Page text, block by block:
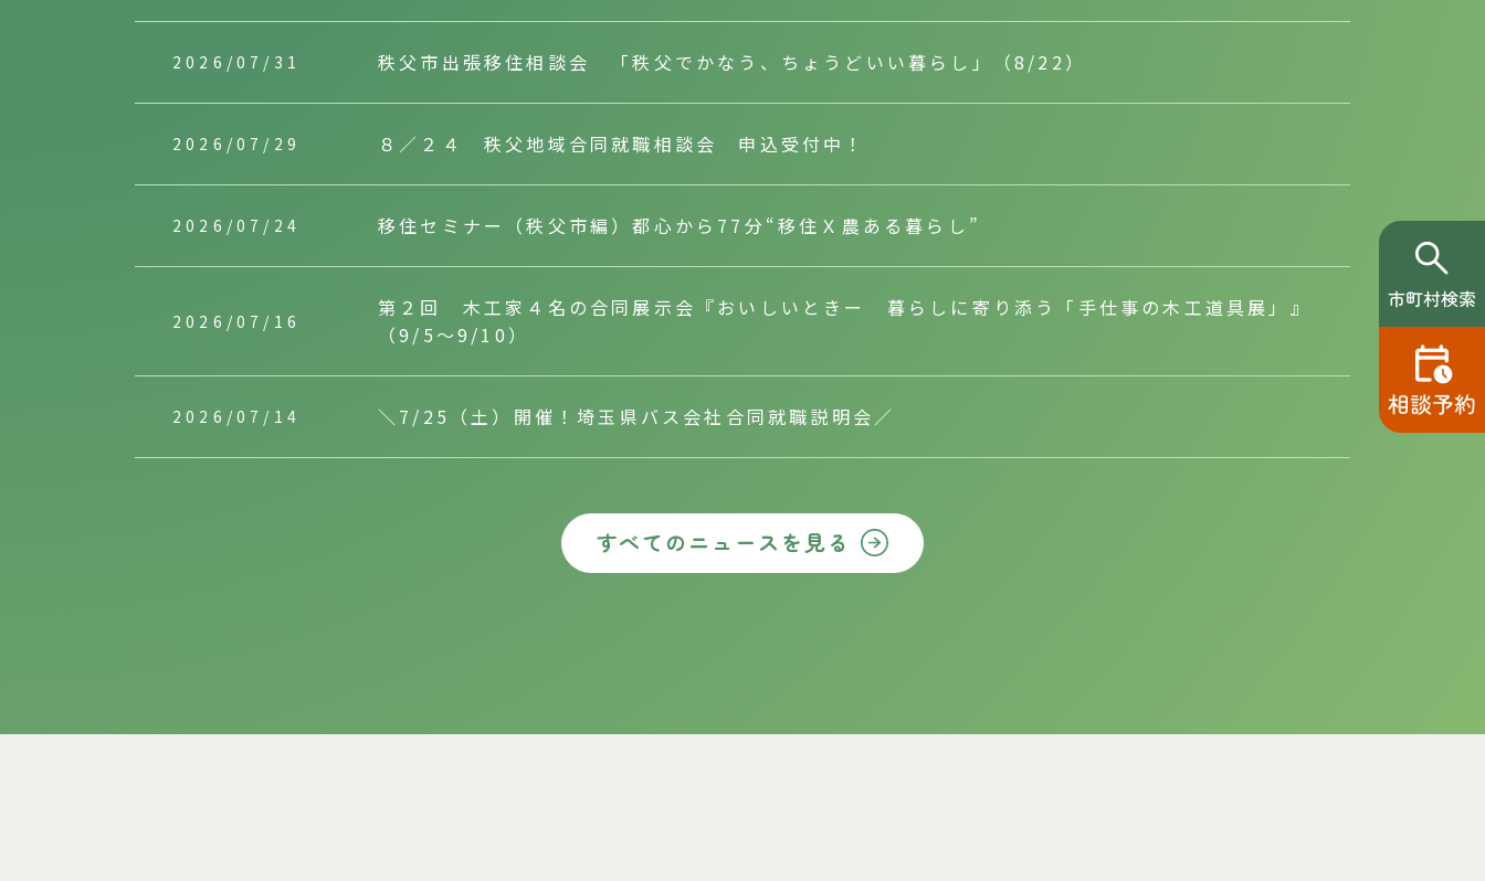
2026/07/31 秩父市出張移住相談会 「秩父でかなう、ちょうどいい暮らし」（8/22）
2026/07/29 ８／２４ 秩父地域合同就職相談会 申込受付中！
2026/07/24 移住セミナー（秩父市編）都心から77分“移住Ｘ農ある暮らし”
2026/07/16
第２回 木工家４名の合同展示会『おいしいときー 暮らしに寄り添う「手仕事の木工道具展」』
（9/5～9/10）
2026/07/14 ＼7/25（土）開催！埼玉県バス会社合同就職説明会／
すべてのニュースを見る